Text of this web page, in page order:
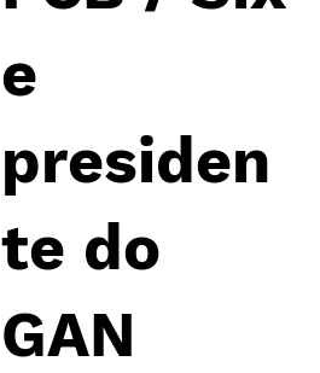
e
presiden
te do
GAN